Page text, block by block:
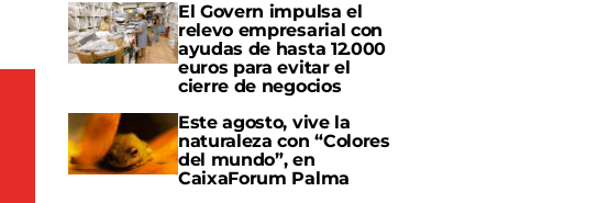
El Govern impulsa el
relevo empresarial con
ayudas de hasta 12.000
euros para evitar el
cierre de negocios
Este agosto, vive la
naturaleza con “Colores
del mundo”, en
CaixaForum Palma